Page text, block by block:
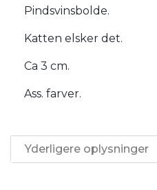
Pindsvinsbolde.
Katten elsker det.
Ca 3 cm.
Ass. farver.
Yderligere oplysninger